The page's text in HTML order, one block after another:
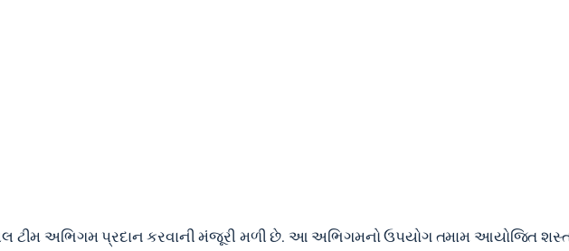
ટીમ અભિગમ પ્રદાન કરવાની મંજૂરી મળી છે. આ અભિગમનો ઉપયોગ તમામ આયોજિત